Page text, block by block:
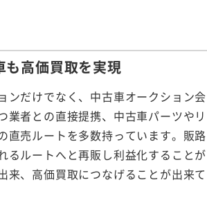
も高価買取を実現
ンだけでなく、中古車オークション会
者との直接提携、中古車パーツやリ
直売ルートを多数持っています。販路
るルートへと再販し利益化することが
来、高価買取につなげることが出来て